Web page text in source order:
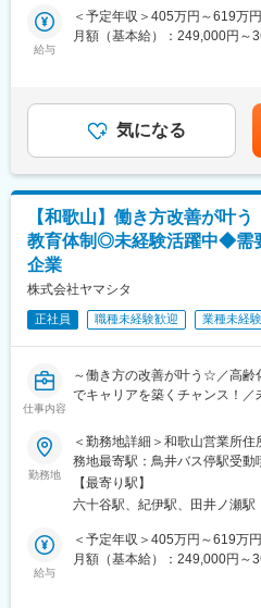
生成AIを活用した営業活動で
にシフトした提案などの競合に
月次での訪問計画を策定して1
具体的には…
・利用者様宅へ訪問し利用状
ーズのヒアリング
・商品勉強会等で接点を確保し
■就業環境：
帯やPCの使用はできず、チー
■フォロー体制
各グレードごとにスキル項目
なく、プロセスも評価される
戦できる環境となっています。
■キャリアパス
未経験から2年でリーダー、9
長など、営業としてのスキルア
■魅力点：
・顧客折衝経験が活かせる！販
給与
＜予定年収＞405万円～619万
月額（基本給）：249,000円～
収・営業リーダー：入社3年目
当）・所長：入社5年目760万
あくまでも目安の金額であり、
ります。月給(月額)は固定手当
気になる
【和歌山】働き方改善が叶
教育体制◎未経験活躍中◆需
企業
株式会社ヤマシタ
正社員 職種未経験歓迎 業種未経
仕事内容
～働き方の改善が叶う☆／高齢
でキャリアを築くチャンス！
割！充実の研修制度
◇生成AIを活用し再現性の高い
く、且つ質の高いサービスを提供
◇成果とプロセスが評価される
の昇進・昇格制度により、スピ
◇業界トップ級シェア！売上も
勤務地
＜勤務地詳細＞和歌山営業所
務地最寄駅：鳥井バス停駅受
囲：会社の定める事業所
【最寄り駅】
六十谷駅、紀伊駅、田井ノ瀬駅
給与
＜予定年収＞405万円～619万
月額（基本給）：249,000円～